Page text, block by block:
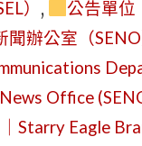
） ,
公告單位
聞辦公室（
Office
Starry Eagle